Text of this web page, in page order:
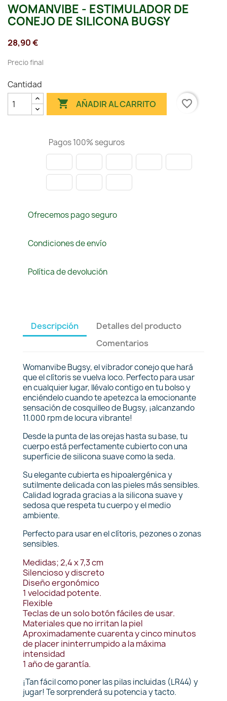
WOMANVIBE - ESTIMULADOR DE
CONEJO DE SILICONA BUGSY
28,90 €
Precio final
Cantidad
 AÑADIR AL CARRITO favorite_border
Pagos 100% seguros
Ofrecemos pago seguro
Condiciones de envío
Política de devolución
Descripción
Detalles del producto
Comentarios
Womanvibe Bugsy, el vibrador conejo que hará
que el clítoris se vuelva loco. Perfecto para usar
en cualquier lugar, llévalo contigo en tu bolso y
enciéndelo cuando te apetezca la emocionante
sensación de cosquilleo de Bugsy, ¡alcanzando
11.000 rpm de locura vibrante!
Desde la punta de las orejas hasta su base, tu
cuerpo está perfectamente cubierto con una
superficie de silicona suave como la seda.
Su elegante cubierta es hipoalergénica y
sutilmente delicada con las pieles más sensibles.
Calidad lograda gracias a la silicona suave y
sedosa que respeta tu cuerpo y el medio
ambiente.
Perfecto para usar en el clítoris, pezones o zonas
sensibles.
Medidas; 2,4 x 7,3 cm
Silencioso y discreto
Diseño ergonómico
1 velocidad potente.
Flexible
Teclas de un solo botón fáciles de usar.
Materiales que no irritan la piel
Aproximadamente cuarenta y cinco minutos
de placer ininterrumpido a la máxima
intensidad
1 año de garantía.
¡Tan fácil como poner las pilas incluidas (LR44) y
jugar! Te sorprenderá su potencia y tacto.